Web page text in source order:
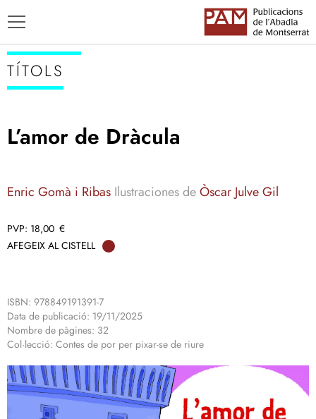
ENSENYAMENT CATALÀ
TÍTOLS
L’amor de Dràcula
Enric Gomà i Ribas Ilustraciones deÒscar Julve Gil
18,00 €
AFEGEIX AL CISTELL
ISBN: 978849191391-7
Data de publicació: 19/11/2025
Nombre de pàgines: 32
Col·lecció: Contes de por per pixar-se de riure